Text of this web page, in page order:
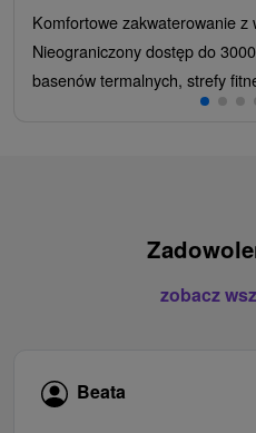
Komfortowe zakwaterowanie
Nieograniczony dostęp do
basenów termalnych, strefy
zobacz
Beata